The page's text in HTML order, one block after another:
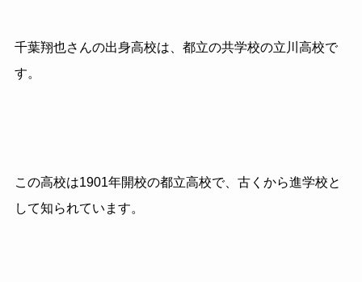
千葉翔也さんの出身高校は、都立の共学校の立川高校で
す。
この高校は1901年開校の都立高校で、古くから進学校と
して知られています。